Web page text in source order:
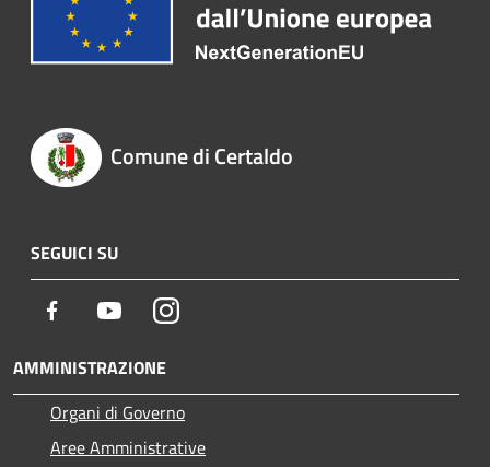
Comune di Certaldo
SEGUICI SU
Facebook YoutubeInstagram
AMMINISTRAZIONE
Organi di Governo
Aree Amministrative